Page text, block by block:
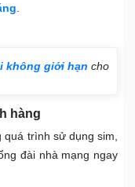
không giới hạn cho
hàng
trình sử dụng sim,
đài nhà mạng ngay